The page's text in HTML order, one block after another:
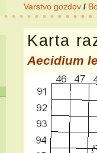
Varstvo gozdov /
Karta
Aecidium